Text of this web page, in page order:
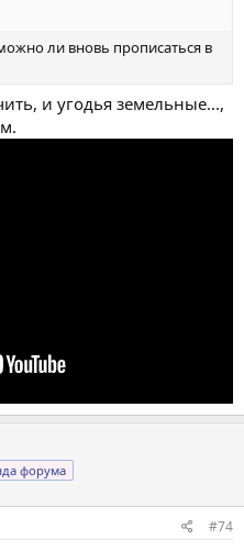
ли вновь прописаться в
и угодья земельные...,
форума
#74